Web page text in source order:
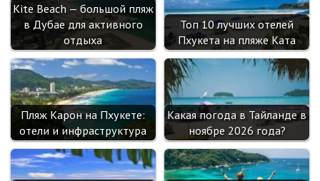
Kite Beach — большой пляж
в Дубае для активного
отдыха
Топ 10 лучших отелей
Пхукета на пляже Ката
Пляж Карон на Пхукете:
отели и инфраструктура
Какая погода в Тайланде в
ноябре 2026 года?